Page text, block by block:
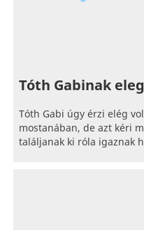
Tóth Gabinak
Tóth Gabi úgy érzi elég
mostanában, de azt kéri
találjanak ki róla igaznak